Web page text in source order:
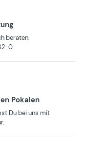
beraten.
0
Pokalen
Du bei uns mit